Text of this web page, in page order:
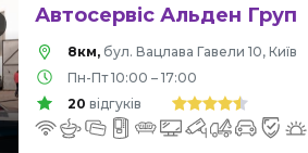
Автосервіс Альден Груп
8км, бул. Вацлава Гавели 10, Київ
Пн-Пт 10:00 – 17:00
20 відгуків